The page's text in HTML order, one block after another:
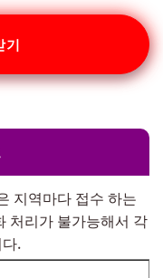
기
지역마다 접수 하는
처리가 불가능해서 각
.